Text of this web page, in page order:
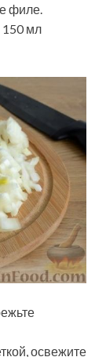
филе.
150 мл
освежите